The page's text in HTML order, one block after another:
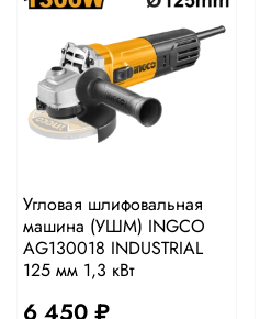
Угловая шлифовальная
машина (УШМ) INGCO
AG130018 INDUSTRIAL
125 мм 1,3 кВт
6 450 ₽